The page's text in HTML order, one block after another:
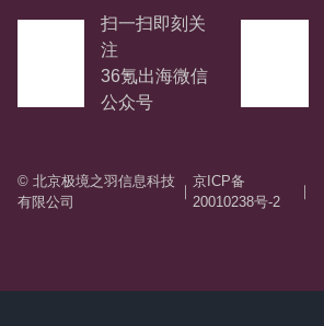
扫一扫即刻关
注
36氪出海微信
公众号
© 北京极境之羽信息科技
有限公司
｜
京ICP备
20010238号-2
｜